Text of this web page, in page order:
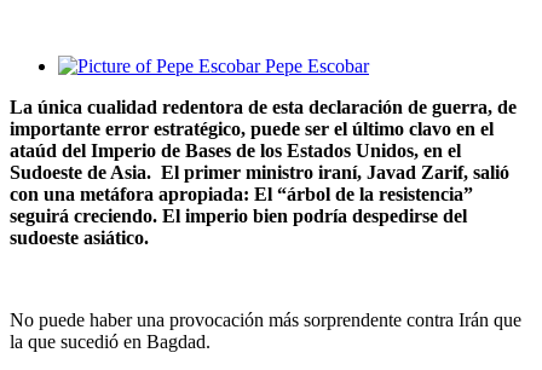
Pepe Escobar
La única cualidad redentora de esta declaración de guerra, de
importante error estratégico, puede ser el último clavo en el
ataúd del Imperio de Bases de los Estados Unidos, en el
Sudoeste de Asia. El primer ministro iraní, Javad Zarif, salió
con una metáfora apropiada: El “árbol de la resistencia”
seguirá creciendo. El imperio bien podría despedirse del
sudoeste asiático.
No puede haber una provocación más sorprendente contra Irán que
la que sucedió en Bagdad.